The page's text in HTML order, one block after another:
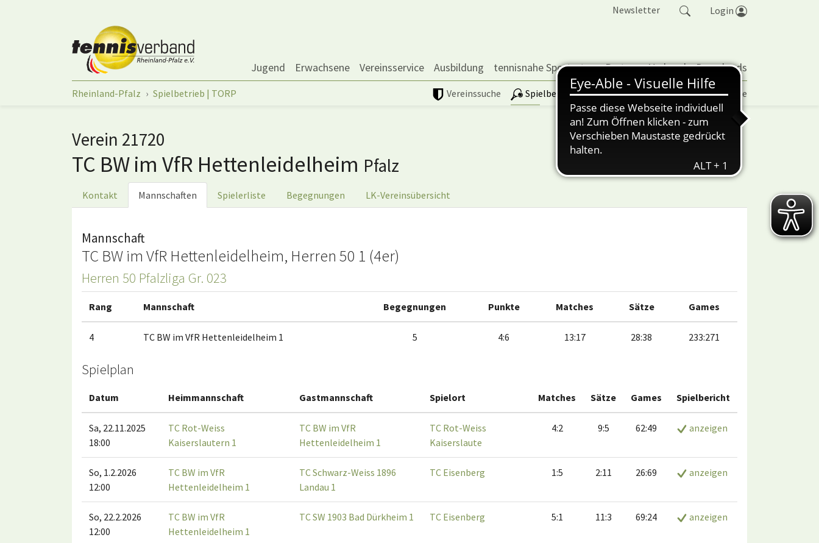
Newsletter Login
Jugend Erwachsene Vereinsservice Ausbildung tennisnahe Sportarten Partner Verband Downloads
Vereinssuche Spielbetrieb | TORP Vereinspokal Turniere
Sie sind hier:
Rheinland-Pfalz Spielbetrieb | TORP
Verein 21720
TC BW im VfR Hettenleidelheim Pfalz
Kontakt Mannschaften Spielerliste Begegnungen LK-Vereinsübersicht
Mannschaft
TC BW im VfR Hettenleidelheim, Herren 50 1 (4er)
Herren 50 Pfalzliga Gr. 023
Rang Mannschaft Begegnungen Punkte Matches Sätze Games
4 TC BW im VfR Hettenleidelheim 1 5 4:6 13:17 28:38 233:271
Spielplan
Datum Heimmannschaft Gastmannschaft Spielort Matches Sätze Games Spielbericht
Sa, 22.11.2025
18:00
TC Rot-Weiss
Kaiserslautern 1
TC BW im VfR
Hettenleidelheim 1
TC Rot-Weiss
Kaiserslaute
4:2 9:5 62:49 anzeigen
So, 1.2.2026
12:00
TC BW im VfR
Hettenleidelheim 1
TC Schwarz-Weiss 1896
Landau 1
TC Eisenberg 1:5 2:11 26:69 anzeigen
So, 22.2.2026
12:00
TC BW im VfR
Hettenleidelheim 1
TC SW 1903 Bad Dürkheim 1 TC Eisenberg 5:1 11:3 69:24 anzeigen